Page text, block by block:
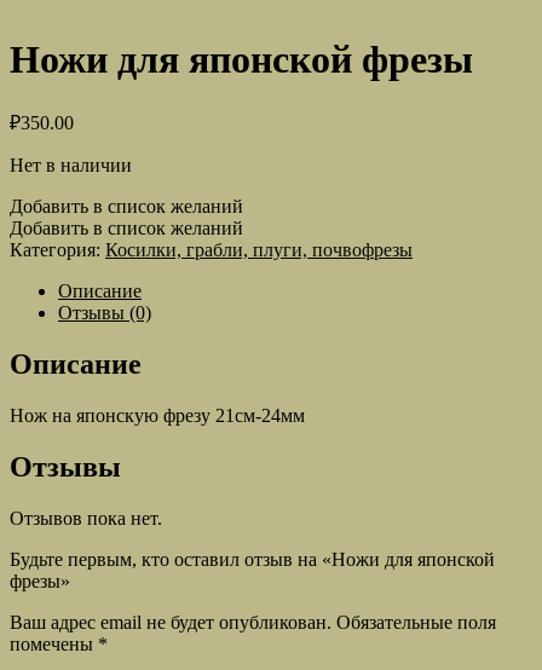
Ножи для японской фрезы
₽350.00
Нет в наличии
Добавить в список желаний
Добавить в список желаний
Категория: Косилки, грабли, плуги, почвофрезы
Описание
Отзывы (0)
Описание
Нож на японскую фрезу 21см-24мм
Отзывы
Отзывов пока нет.
Будьте первым, кто оставил отзыв на «Ножи для японской
фрезы»
Ваш адрес email не будет опубликован. Обязательные поля
помечены *